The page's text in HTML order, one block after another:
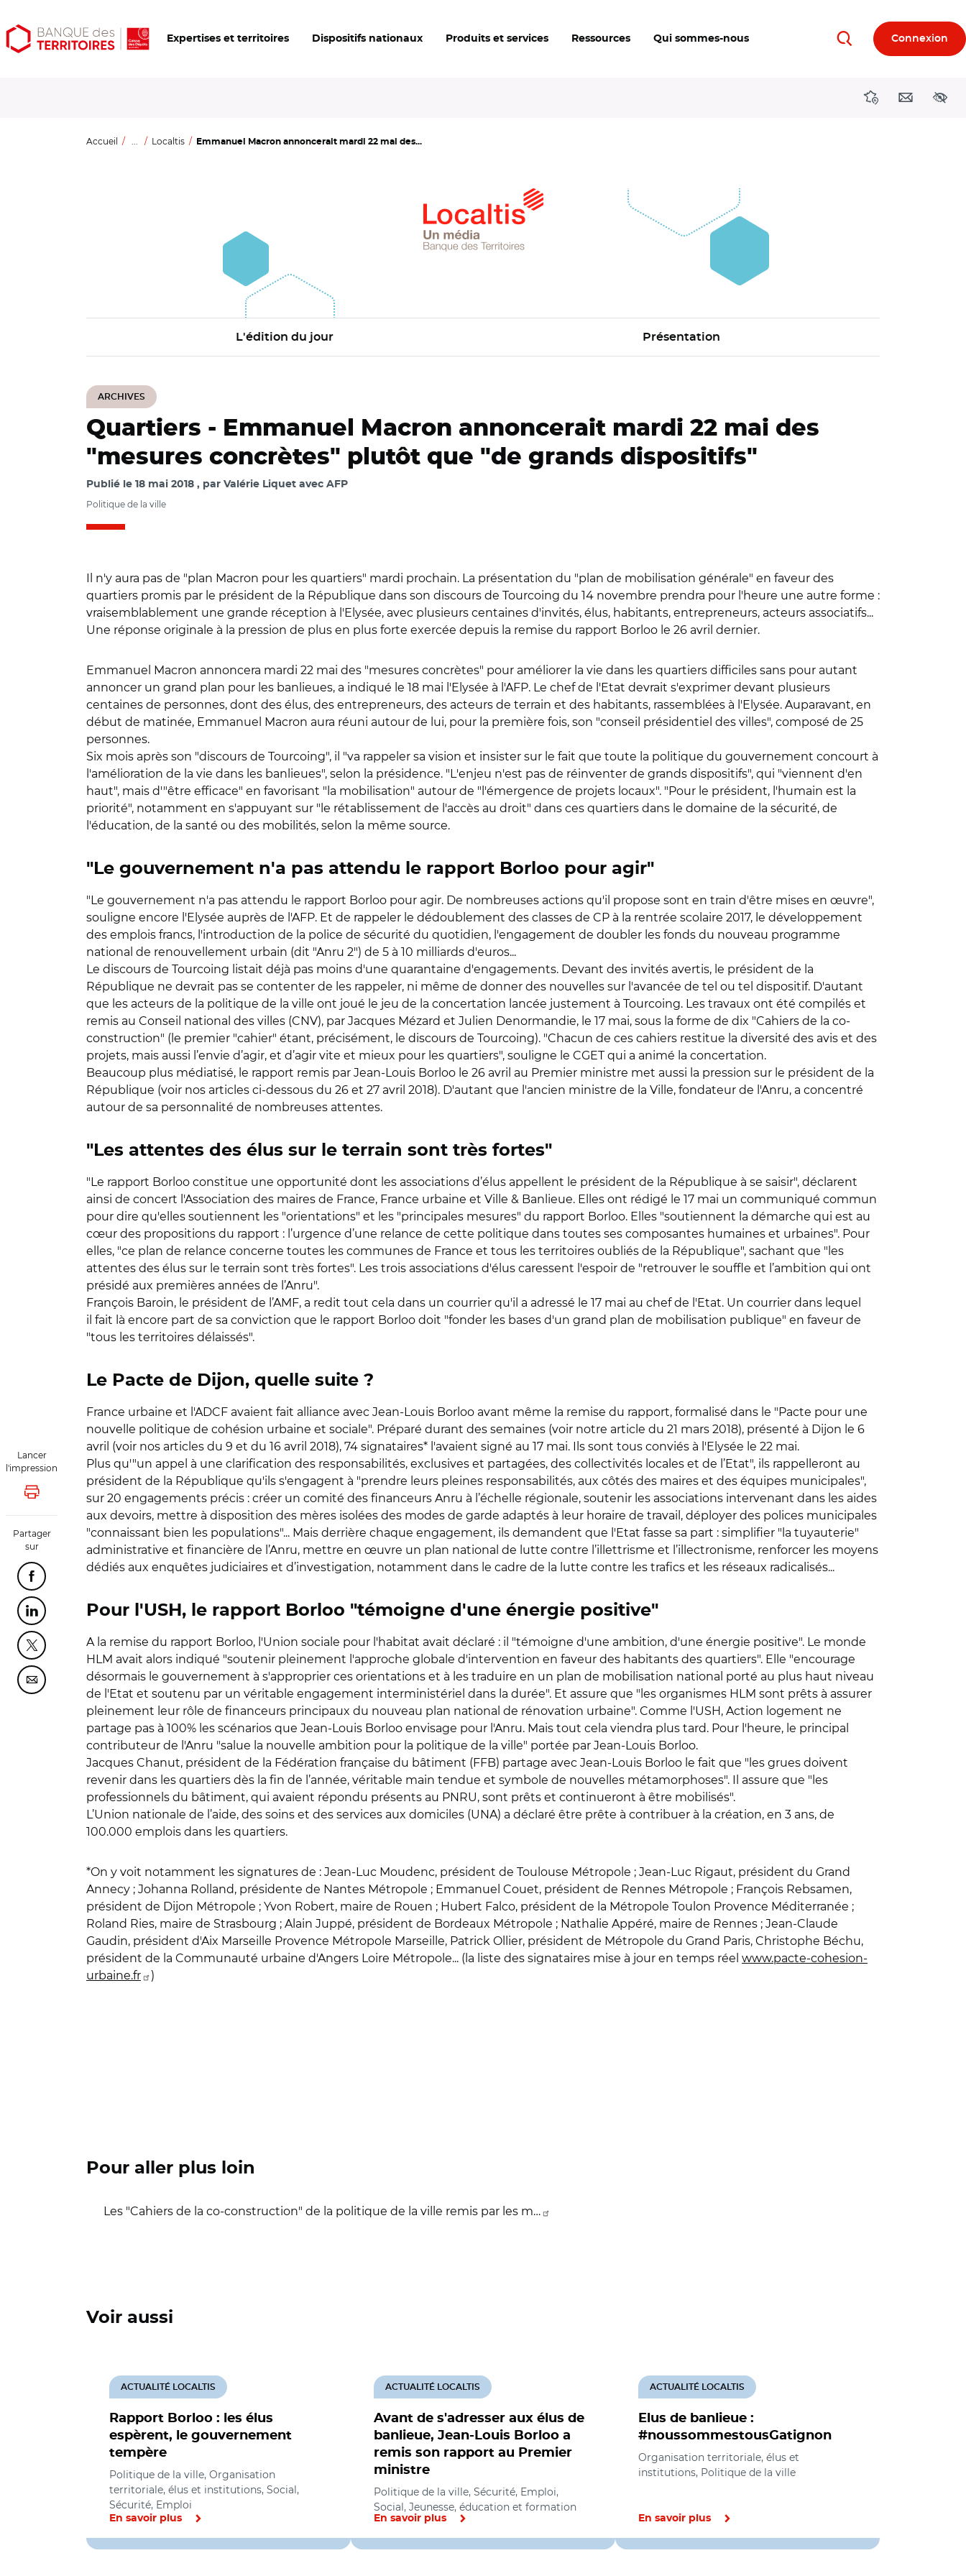
Aller
au
Aller
au
Ouvrir
les
Expertises et territoires Dispositifs nationaux Produits et services Ressources Qui sommes-nous RechercherConnexion
DirectionsContact
Accueil ... Localtis Emmanuel Macron annoncerait mardi 22 mai des...
L'édition du jour Présentation
ARCHIVES
Lancer
l'impression
Lancer l'impression
Partager
sur
Partager cette page sur Facebook
Partager cette page sur Linkedin
Partager cette page sur Twitter
Partager cette page sur Courriel
Quartiers - Emmanuel Macron annoncerait mardi 22 mai des
"mesures concrètes" plutôt que "de grands dispositifs"
Publié le 18 mai 2018 par Valérie Liquet avec AFP
Politique de la ville
Il n'y aura pas de "plan Macron pour les quartiers" mardi prochain. La présentation du "plan de mobilisation générale" en faveur des
quartiers promis par le président de la République dans son discours de Tourcoing du 14 novembre prendra pour l'heure une autre forme :
vraisemblablement une grande réception à l'Elysée, avec plusieurs centaines d'invités, élus, habitants, entrepreneurs, acteurs associatifs...
Une réponse originale à la pression de plus en plus forte exercée depuis la remise du rapport Borloo le 26 avril dernier.
Emmanuel Macron annoncera mardi 22 mai des "mesures concrètes" pour améliorer la vie dans les quartiers difficiles sans pour autant
annoncer un grand plan pour les banlieues, a indiqué le 18 mai l'Elysée à l'AFP. Le chef de l'Etat devrait s'exprimer devant plusieurs
centaines de personnes, dont des élus, des entrepreneurs, des acteurs de terrain et des habitants, rassemblées à l'Elysée. Auparavant, en
début de matinée, Emmanuel Macron aura réuni autour de lui, pour la première fois, son "conseil présidentiel des villes", composé de 25
personnes.
Six mois après son "discours de Tourcoing", il "va rappeler sa vision et insister sur le fait que toute la politique du gouvernement concourt à
l'amélioration de la vie dans les banlieues", selon la présidence. "L'enjeu n'est pas de réinventer de grands dispositifs", qui "viennent d'en
haut", mais d'"être efficace" en favorisant "la mobilisation" autour de "l'émergence de projets locaux". "Pour le président, l'humain est la
priorité", notamment en s'appuyant sur "le rétablissement de l'accès au droit" dans ces quartiers dans le domaine de la sécurité, de
l'éducation, de la santé ou des mobilités, selon la même source.
"Le gouvernement n'a pas attendu le rapport Borloo pour agir"
"Le gouvernement n'a pas attendu le rapport Borloo pour agir. De nombreuses actions qu'il propose sont en train d'être mises en œuvre",
souligne encore l'Elysée auprès de l'AFP. Et de rappeler le dédoublement des classes de CP à la rentrée scolaire 2017, le développement
des emplois francs, l'introduction de la police de sécurité du quotidien, l'engagement de doubler les fonds du nouveau programme
national de renouvellement urbain (dit "Anru 2") de 5 à 10 milliards d'euros...
Le discours de Tourcoing listait déjà pas moins d'une quarantaine d'engagements. Devant des invités avertis, le président de la
République ne devrait pas se contenter de les rappeler, ni même de donner des nouvelles sur l'avancée de tel ou tel dispositif. D'autant
que les acteurs de la politique de la ville ont joué le jeu de la concertation lancée justement à Tourcoing. Les travaux ont été compilés et
remis au Conseil national des villes (CNV), par Jacques Mézard et Julien Denormandie, le 17 mai, sous la forme de dix "Cahiers de la co-
construction" (le premier "cahier" étant, précisément, le discours de Tourcoing). "Chacun de ces cahiers restitue la diversité des avis et des
projets, mais aussi l’envie d’agir, et d’agir vite et mieux pour les quartiers", souligne le CGET qui a animé la concertation.
Beaucoup plus médiatisé, le rapport remis par Jean-Louis Borloo le 26 avril au Premier ministre met aussi la pression sur le président de la
République (voir nos articles ci-dessous du 26 et 27 avril 2018). D'autant que l'ancien ministre de la Ville, fondateur de l'Anru, a concentré
autour de sa personnalité de nombreuses attentes.
"Les attentes des élus sur le terrain sont très fortes"
"Le rapport Borloo constitue une opportunité dont les associations d’élus appellent le président de la République à se saisir", déclarent
ainsi de concert l'Association des maires de France, France urbaine et Ville & Banlieue. Elles ont rédigé le 17 mai un communiqué commun
pour dire qu'elles soutiennent les "orientations" et les "principales mesures" du rapport Borloo. Elles "soutiennent la démarche qui est au
cœur des propositions du rapport : l’urgence d’une relance de cette politique dans toutes ses composantes humaines et urbaines". Pour
elles, "ce plan de relance concerne toutes les communes de France et tous les territoires oubliés de la République", sachant que "les
attentes des élus sur le terrain sont très fortes". Les trois associations d'élus caressent l'espoir de "retrouver le souffle et l’ambition qui ont
présidé aux premières années de l’Anru".
François Baroin, le président de l’AMF, a redit tout cela dans un courrier qu'il a adressé le 17 mai au chef de l'Etat. Un courrier dans lequel
il fait là encore part de sa conviction que le rapport Borloo doit "fonder les bases d'un grand plan de mobilisation publique" en faveur de
"tous les territoires délaissés".
Le Pacte de Dijon, quelle suite ?
France urbaine et l'ADCF avaient fait alliance avec Jean-Louis Borloo avant même la remise du rapport, formalisé dans le "Pacte pour une
nouvelle politique de cohésion urbaine et sociale". Préparé durant des semaines (voir notre article du 21 mars 2018), présenté à Dijon le 6
avril (voir nos articles du 9 et du 16 avril 2018), 74 signataires* l'avaient signé au 17 mai. Ils sont tous conviés à l'Elysée le 22 mai.
Plus qu'"un appel à une clarification des responsabilités, exclusives et partagées, des collectivités locales et de l’Etat", ils rappelleront au
président de la République qu'ils s'engagent à "prendre leurs pleines responsabilités, aux côtés des maires et des équipes municipales",
sur 20 engagements précis : créer un comité des financeurs Anru à l’échelle régionale, soutenir les associations intervenant dans les aides
aux devoirs, mettre à disposition des mères isolées des modes de garde adaptés à leur horaire de travail, déployer des polices municipales
"connaissant bien les populations"... Mais derrière chaque engagement, ils demandent que l'Etat fasse sa part : simplifier "la tuyauterie"
administrative et financière de l’Anru, mettre en œuvre un plan national de lutte contre l’illettrisme et l’illectronisme, renforcer les moyens
dédiés aux enquêtes judiciaires et d’investigation, notamment dans le cadre de la lutte contre les trafics et les réseaux radicalisés...
Pour l'USH, le rapport Borloo "témoigne d'une énergie positive"
A la remise du rapport Borloo, l'Union sociale pour l'habitat avait déclaré : il "témoigne d'une ambition, d'une énergie positive". Le monde
HLM avait alors indiqué "soutenir pleinement l'approche globale d'intervention en faveur des habitants des quartiers". Elle "encourage
désormais le gouvernement à s'approprier ces orientations et à les traduire en un plan de mobilisation national porté au plus haut niveau
de l'Etat et soutenu par un véritable engagement interministériel dans la durée". Et assure que "les organismes HLM sont prêts à assurer
pleinement leur rôle de financeurs principaux du nouveau plan national de rénovation urbaine". Comme l'USH, Action logement ne
partage pas à 100% les scénarios que Jean-Louis Borloo envisage pour l'Anru. Mais tout cela viendra plus tard. Pour l'heure, le principal
contributeur de l'Anru "salue la nouvelle ambition pour la politique de la ville" portée par Jean-Louis Borloo.
Jacques Chanut, président de la Fédération française du bâtiment (FFB) partage avec Jean-Louis Borloo le fait que "les grues doivent
revenir dans les quartiers dès la fin de l’année, véritable main tendue et symbole de nouvelles métamorphoses". Il assure que "les
professionnels du bâtiment, qui avaient répondu présents au PNRU, sont prêts et continueront à être mobilisés".
L’Union nationale de l’aide, des soins et des services aux domiciles (UNA) a déclaré être prête à contribuer à la création, en 3 ans, de
100.000 emplois dans les quartiers.
*On y voit notamment les signatures de : Jean-Luc Moudenc, président de Toulouse Métropole ; Jean-Luc Rigaut, président du Grand
Annecy ; Johanna Rolland, présidente de Nantes Métropole ; Emmanuel Couet, président de Rennes Métropole ; François Rebsamen,
président de Dijon Métropole ; Yvon Robert, maire de Rouen ; Hubert Falco, président de la Métropole Toulon Provence Méditerranée ;
Roland Ries, maire de Strasbourg ; Alain Juppé, président de Bordeaux Métropole ; Nathalie Appéré, maire de Rennes ; Jean-Claude
Gaudin, président d'Aix Marseille Provence Métropole Marseille, Patrick Ollier, président de Métropole du Grand Paris, Christophe Béchu,
président de la Communauté urbaine d'Angers Loire Métropole... (la liste des signataires mise à jour en temps réel www.pacte-cohesion-
urbaine.fr
)
Pour aller plus loin
Les "Cahiers de la co-construction" de la politique de la ville remis par les m…
Voir aussi
Rapport Borloo : les élus
espèrent, le gouvernement
tempère
ACTUALITÉ LOCALTIS
Politique de la ville, Organisation
territoriale, élus et institutions, Social,
Sécurité, Emploi
En savoir plus
Avant de s'adresser aux élus de
banlieue, Jean-Louis Borloo a
remis son rapport au Premier
ministre
ACTUALITÉ LOCALTIS
Politique de la ville, Sécurité, Emploi,
Social, Jeunesse, éducation et formation
En savoir plus
Elus de banlieue :
#noussommestousGatignon
ACTUALITÉ LOCALTIS
Organisation territoriale, élus et
institutions, Politique de la ville
En savoir plus